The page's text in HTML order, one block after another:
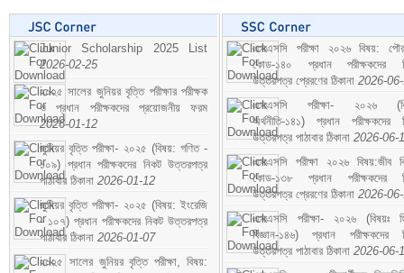
Junior Scholarship 2025 List
2026-02-25
২০২৫ সালের জুনিয়র বৃত্তি পরীক্ষার পরীক্ষক
ও প্রধান পরীক্ষকদের প্রয়োজনীয় ফরম
2026-01-12
জুনিয়র বৃত্তি পরীক্ষা- ২০২৫ (বিষয়: গণিত -
১০৯) প্রধান পরীক্ষকদের নিকট উত্তরপত্র
পাঠাবার ঠিকানা 2026-01-12
জুনিয়র বৃত্তি পরীক্ষা- ২০২৫ (বিষয়: ইংরেজি
- ১০৭) প্রধান পরীক্ষকদের নিকট উত্তরপত্র
পাঠাবার ঠিকানা 2026-01-07
২০২৫ সালের জুনিয়র বৃত্তি পরীক্ষা, বিষয়:
এসএসসি পরীক্ষা ২০২৬ বিষয়:
কোড-১৪০ প্রধান পরীক্ষকদের
উত্তরপত্র প্রেরণের ঠিকানা 2026-
এসএসসি পরীক্ষা- ২০২৬
অর্থনীতি-১৪১) প্রধান পরীক্ষকদের
উত্তরপত্র পাঠাবার ঠিকানা 2026-06-
এসএসসি পরীক্ষা ২০২৬ বিষয়:জীব
কোড-১৩৮ প্রধান পরীক্ষকদের
উত্তরপত্র প্রেরণের ঠিকানা 2026-
এসএসসি পরীক্ষা- ২০২৬ (বিষয়ঃ
বিজ্ঞান-১৪৬) প্রধান পরীক্ষকদের
উত্তরপত্র পাঠাবার ঠিকানা 2026-06-